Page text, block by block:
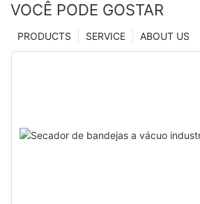
VOCÊ PODE GOSTAR
ABOUT US
SERVICE
PRODUCTS